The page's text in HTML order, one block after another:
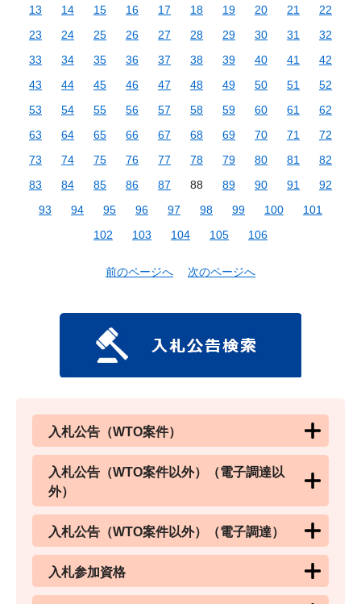
13
14 15 16 17 18 19 20 21
22
23
24 25 26 27 28 29 30 31
32
33
34 35 36 37 38 39 40 41
42
43
44 45 46 47 48 49 50 51
52
53
54 55 56 57 58 59 60 61
62
63
64 65 66 67 68 69 70 71
72
73
74 75 76 77 78 79 80 81
82
83
84 85 86 87 88 89 90 91
92
93
94 95 96 97 98 99 100
101
102
103 104 105 106
前のページへ 次のページへ
入札公告（WTO案件）
入札公告（WTO案件以外）（電子調達以
外）
入札公告（WTO案件以外）（電子調達）
入札参加資格